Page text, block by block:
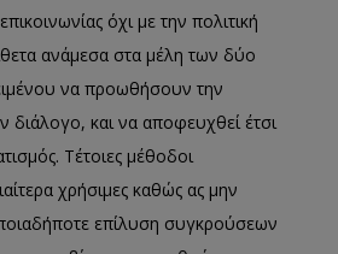
όχι με την πολιτική
ανάμεσα στα μέλη των δύο
να προωθήσουν την
διάλογο, και να αποφευχθεί έτσι
Τέτοιες μέθοδοι
χρήσιμες καθώς ας μην
επίλυση συγκρούσεων